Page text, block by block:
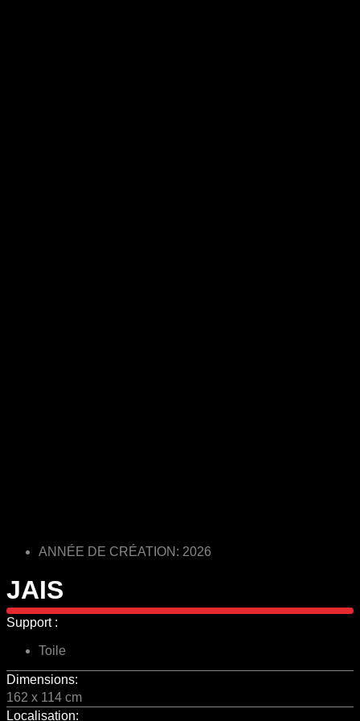
ANNÉE DE CRÉATION: 2026
JAIS
Support :
Toile
Dimensions:
162 x 114 cm
Localisation: